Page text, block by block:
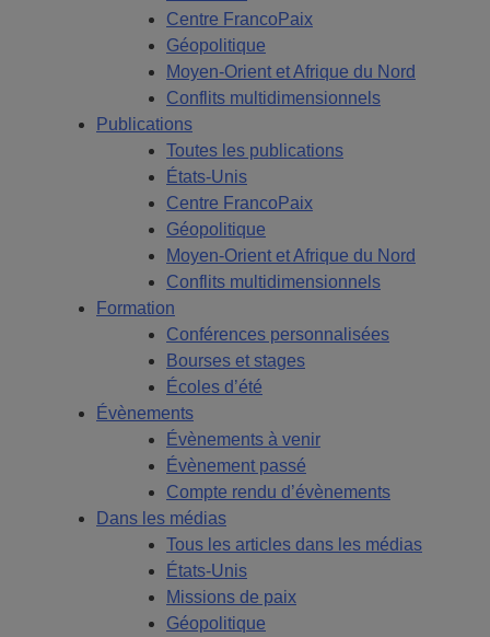
Centre FrancoPaix
Géopolitique
Moyen-Orient et Afrique du Nord
Conflits multidimensionnels
Publications
Toutes les publications
États-Unis
Centre FrancoPaix
Géopolitique
Moyen-Orient et Afrique du Nord
Conflits multidimensionnels
Formation
Conférences personnalisées
Bourses et stages
Écoles d’été
Évènements
Évènements à venir
Évènement passé
Compte rendu d’évènements
Dans les médias
Tous les articles dans les médias
États-Unis
Missions de paix
Géopolitique